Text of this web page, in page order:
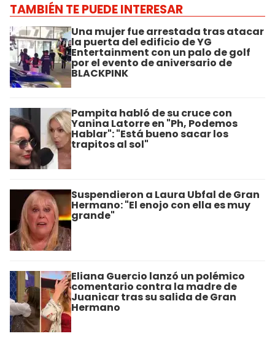
TAMBIÉN TE PUEDE INTERESAR
Una mujer fue arrestada tras atacar
la puerta del edificio de YG
Entertainment con un palo de golf
por el evento de aniversario de
BLACKPINK
Pampita habló de su cruce con
Yanina Latorre en "Ph, Podemos
Hablar": "Está bueno sacar los
trapitos al sol"
Suspendieron a Laura Ubfal de Gran
Hermano: "El enojo con ella es muy
grande"
Eliana Guercio lanzó un polémico
comentario contra la madre de
Juanicar tras su salida de Gran
Hermano